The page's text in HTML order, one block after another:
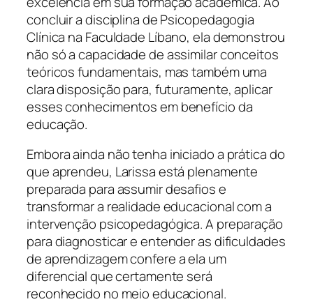
concluir a disciplina de Psicopedagogia
Clínica na Faculdade Líbano, ela demonstrou
não só a capacidade de assimilar conceitos
teóricos fundamentais, mas também uma
clara disposição para, futuramente, aplicar
esses conhecimentos em benefício da
educação.
Embora ainda não tenha iniciado a prática do
que aprendeu, Larissa está plenamente
preparada para assumir desafios e
transformar a realidade educacional com a
intervenção psicopedagógica. A preparação
para diagnosticar e entender as dificuldades
de aprendizagem confere a ela um
diferencial que certamente será
reconhecido no meio educacional.